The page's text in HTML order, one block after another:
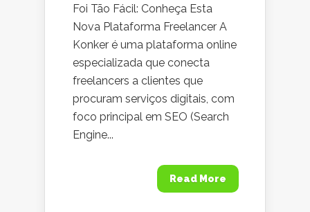
Foi Tão Fácil: Conheça Esta
Nova Plataforma Freelancer A
Konker é uma plataforma online
especializada que conecta
freelancers a clientes que
procuram serviços digitais, com
foco principal em SEO (Search
Engine...
Read More